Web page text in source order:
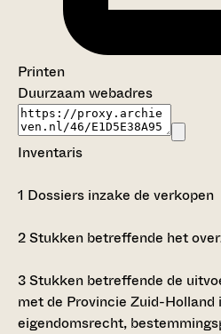
Printen
Duurzaam webadres
Inventaris
1 Dossiers inzake de verkopen
2Stukken betreffende het
3Stukken betreffende de
met de Provincie Zuid-
eigendomsrecht,